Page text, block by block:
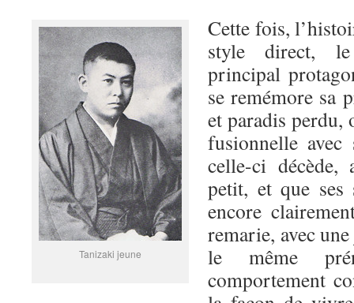
Tanizaki jeune
Cette fois,
style direct,
principal
se remémore sa
et paradis
fusionnelle avec
celle-ci décède,
petit, et que ses
encore
remarie, avec
le même
comportement